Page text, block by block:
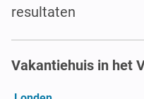
resultaten
Vakantiehuis in het